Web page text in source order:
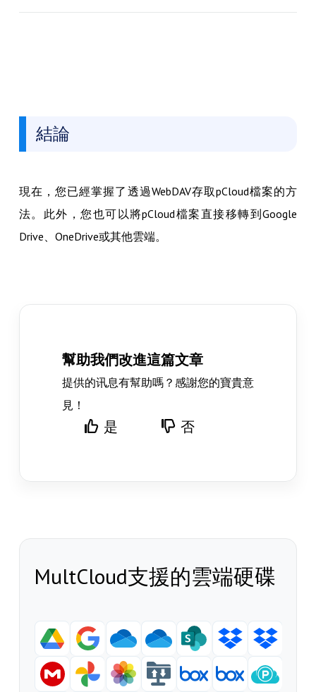
結論
現在，您已經掌握了透過WebDAV存取pCloud檔案的方
法。此外，您也可以將pCloud檔案直接移轉到Google
Drive、OneDrive或其他雲端。
幫助我們改進這篇文章
提供的讯息有幫助嗎？感謝您的寶貴意
見！
是 否
MultCloud支援的雲端硬碟